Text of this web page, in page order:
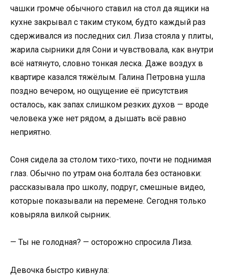
чашки громче обычного ставил на стол да ящики на
кухне закрывал с таким стуком, будто каждый раз
сдерживался из последних сил. Лиза стояла у плиты,
жарила сырники для Сони и чувствовала, как внутри
всё натянуто, словно тонкая леска. Даже воздух в
квартире казался тяжёлым. Галина Петровна ушла
поздно вечером, но ощущение её присутствия
осталось, как запах слишком резких духов — вроде
человека уже нет рядом, а дышать всё равно
неприятно.
Соня сидела за столом тихо-тихо, почти не поднимая
глаз. Обычно по утрам она болтала без остановки:
рассказывала про школу, подруг, смешные видео,
которые показывали на перемене. Сегодня только
ковыряла вилкой сырник.
— Ты не голодная? — осторожно спросила Лиза.
Девочка быстро кивнула: